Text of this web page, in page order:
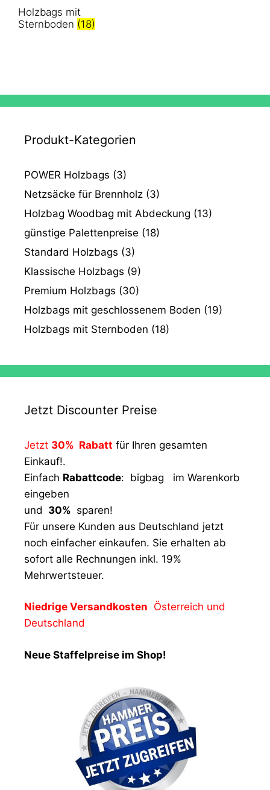
Holzbags mit
Sternboden (18)
Produkt-Kategorien
POWER Holzbags (3)
Netzsäcke für Brennholz (3)
Holzbag Woodbag mit Abdeckung (13)
günstige Palettenpreise (18)
Standard Holzbags (3)
Klassische Holzbags (9)
Premium Holzbags (30)
Holzbags mit geschlossenem Boden (19)
Holzbags mit Sternboden (18)
Jetzt Discounter Preise
Jetzt 30% Rabatt für Ihren gesamten
Einkauf!.
Einfach Rabattcode: bigbag im Warenkorb
eingeben
und 30% sparen!
Für unsere Kunden aus Deutschland jetzt
noch einfacher einkaufen. Sie erhalten ab
sofort alle Rechnungen inkl. 19%
Mehrwertsteuer.
Niedrige Versandkosten Österreich und
Deutschland
Neue Staffelpreise im Shop!